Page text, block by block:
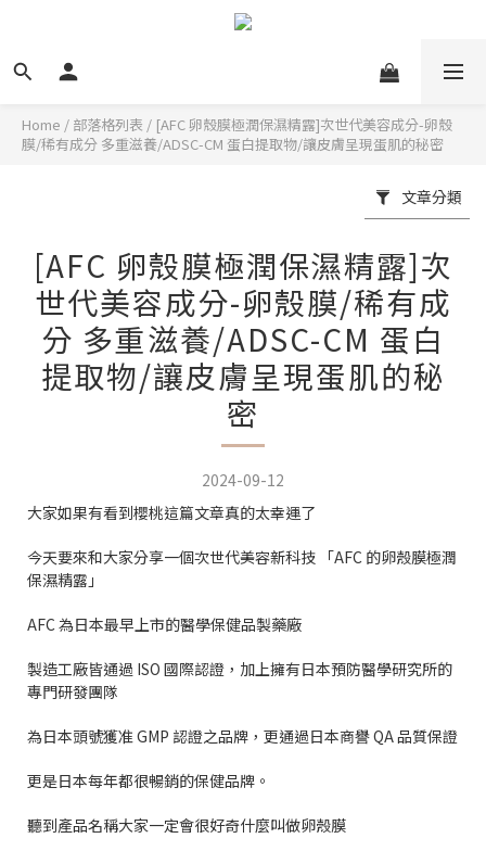
Home / 部落格列表 / [AFC 卵殼膜極潤保濕精露]次世代美容成分-卵殼
膜/稀有成分 多重滋養/ADSC-CM 蛋白提取物/讓皮膚呈現蛋肌的秘密
文章分類
[AFC 卵殼膜極潤保濕精露]次
世代美容成分-卵殼膜/稀有成
分 多重滋養/ADSC-CM 蛋白
提取物/讓皮膚呈現蛋肌的秘
密
2024-09-12
大家如果有看到櫻桃這篇文章真的太幸運了
今天要來和大家分享一個次世代美容新科技 「AFC 的卵殼膜極潤
保濕精露」
AFC為日本最早上市的醫學保健品製藥廠
製造工廠皆通過 ISO 國際認證，加上擁有日本預防醫學研究所的
專門研發團隊
為日本頭號獲准GMP 認證之品牌，更通過日本商譽QA品質保證
更是日本每年都很暢銷的保健品牌。
聽到產品名稱大家一定會很好奇什麼叫做卵殼膜